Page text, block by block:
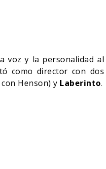
voz y la personalidad al
como director con dos
Henson) y Laberinto.